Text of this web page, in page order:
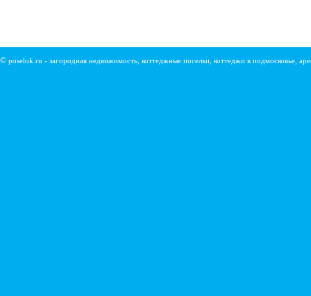
© poselok.ru - загородная недвижимость, коттеджные поселки, коттеджи в подмосковье,